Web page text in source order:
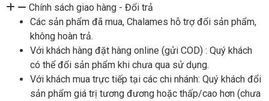
Chính sách giao hàng - Đổi trả
Các sản phẩm đã mua, Chalames hỗ trợ đổi sản phẩm,
không hoàn trả.
Với khách hàng đặt hàng online (gửi COD) : Quý khách
có thể đổi sản phẩm khi chưa qua sử dụng.
Với khách mua trực tiếp tại các chi nhánh: Quý khách đổi
sản phẩm giá trị tương đương hoặc thấp/cao hơn (chưa